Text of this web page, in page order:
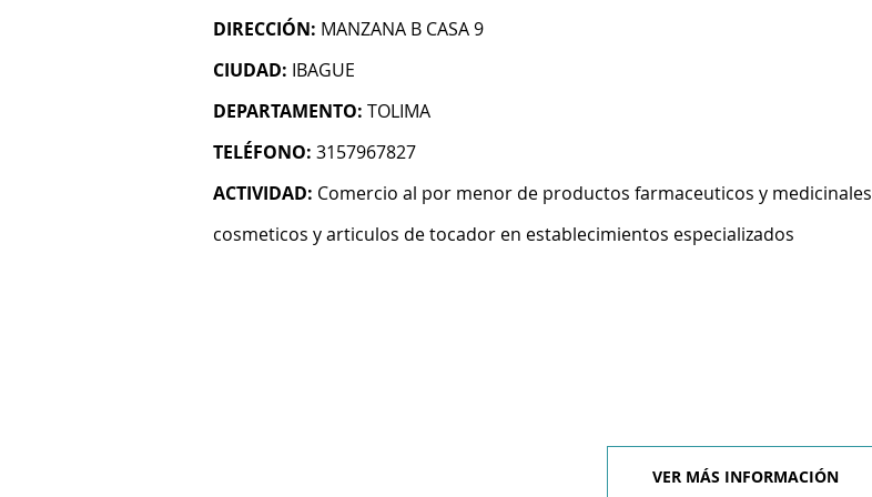
DIRECCIÓN: MANZANA B CASA 9
CIUDAD: IBAGUE
DEPARTAMENTO: TOLIMA
TELÉFONO: 3157967827
ACTIVIDAD: Comercio al por menor de productos farmaceuticos y medicinales
cosmeticos y articulos de tocador en establecimientos especializados
VER MÁS INFORMACIÓN